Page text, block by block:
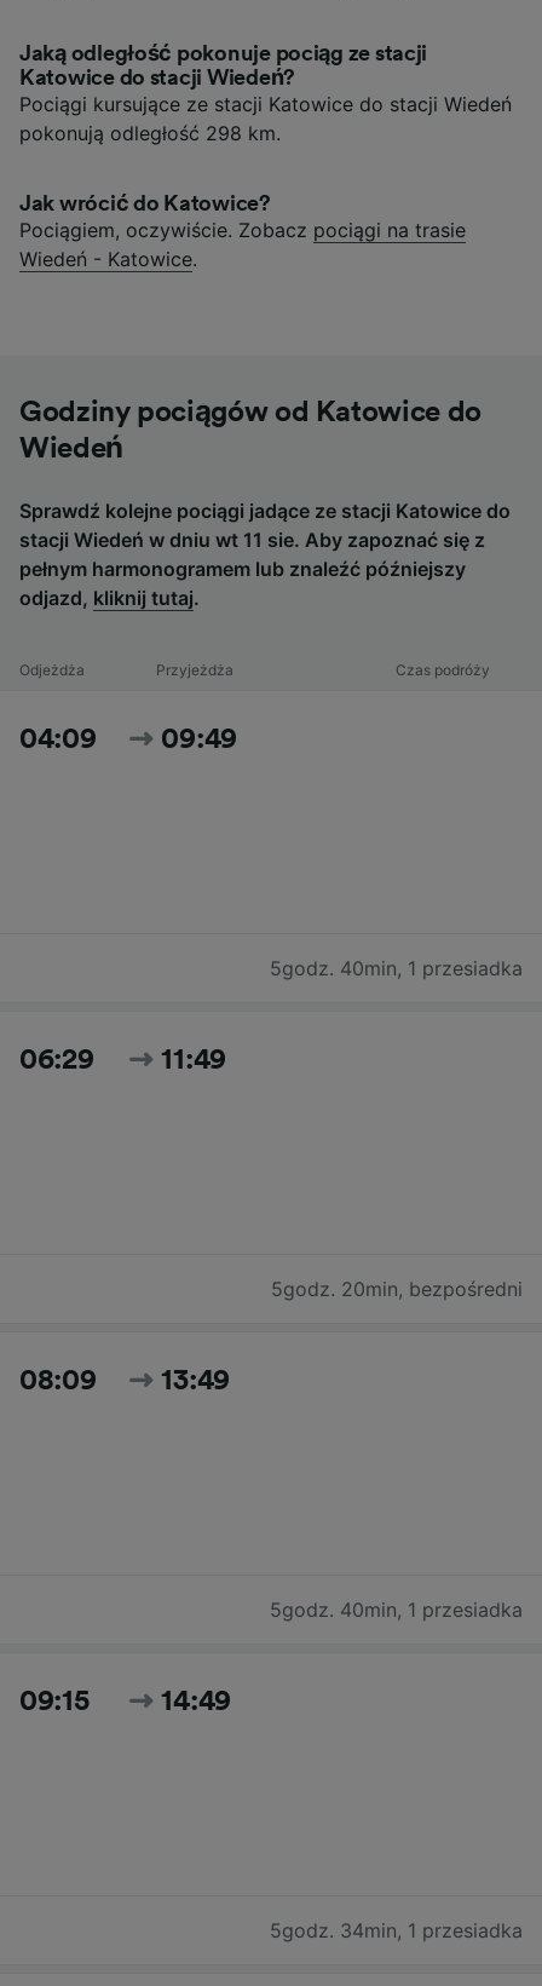
Jaką odległość pokonuje pociąg ze stacji
Katowice do stacji Wiedeń?
Pociągi kursujące ze stacji Katowice do stacji Wiedeń
pokonują odległość 298 km.
Jak wrócić do Katowice?
Pociągiem, oczywiście. Zobacz pociągi na trasie
Wiedeń - Katowice.
Godziny pociągów od Katowice do
Wiedeń
Sprawdź kolejne pociągi jadące ze stacji Katowice do
stacji Wiedeń w dniu wt 11 sie. Aby zapoznać się z
pełnym harmonogramem lub znaleźć późniejszy
odjazd, kliknij tutaj.
Odjeżdża Przyjeżdża Czas podróży
04:09 09:49
5godz. 40min, 1 przesiadka
06:29 11:49
5godz. 20min, bezpośredni
08:09 13:49
5godz. 40min, 1 przesiadka
09:15 14:49
5godz. 34min, 1 przesiadka